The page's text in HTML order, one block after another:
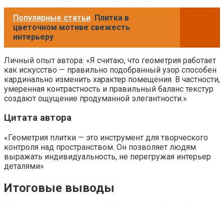
Популярные статьи Плитка в
цветочном мотиве свежесть
интерьеру
Личный опыт автора: «Я считаю, что геометрия работает
как искусство — правильно подобранный узор способен
кардинально изменить характер помещения. В частности,
умеренная контрастность и правильный баланс текстур
создают ощущение продуманной элегантности.»
Цитата автора
«Геометрия плитки — это инструмент для творческого
контроля над пространством. Он позволяет людям
выражать индивидуальность, не перегружая интерьер
деталями»
Итоговые выводы